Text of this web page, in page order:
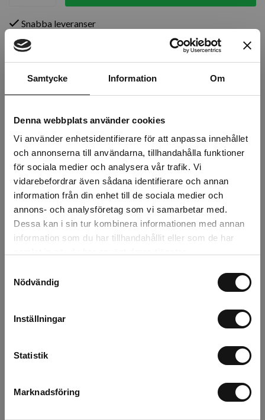
Samtycke Information Om
Denna webbplats använder cookies
Vi använder enhetsidentifierare för att anpassa innehållet
och annonserna till användarna, tillhandahålla funktioner
för sociala medier och analysera vår trafik. Vi
vidarebefordrar även sådana identifierare och annan
information från din enhet till de sociala medier och
annons- och analysföretag som vi samarbetar med.
Dessa kan i sin tur kombinera informationen med annan
information som du har tillhandahållit eller som de har
Nödvändig
Inställningar
Statistik
Marknadsföring
Snabba leveranser
Kvalitetsprodukter
Över 30 år i branschen!
Lagerstatus
Uppsala 10 st
Beskrivning
Recensioner